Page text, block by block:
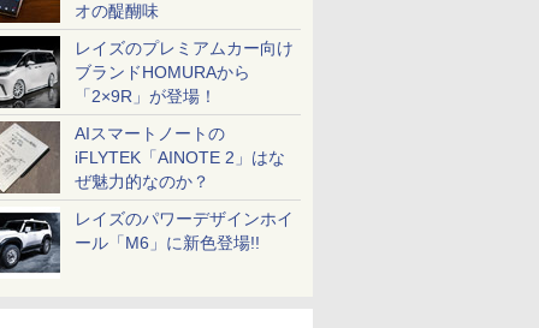
オの醍醐味
レイズのプレミアムカー向け
ブランドHOMURAから
「2×9R」が登場！
AIスマートノートの
iFLYTEK「AINOTE 2」はな
ぜ魅力的なのか？
レイズのパワーデザインホイ
ール「M6」に新色登場!!